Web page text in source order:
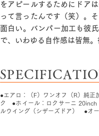
をアピールするためにドア
って言ったんです（笑）。
面白い。バンパー加工も彼
で、いわゆる自作感は皆無
●エアロ：（F）ワンオフ（R）純
ク ●ホイール：ロクサーニ
ルウイング（シザーズドア） ●オ